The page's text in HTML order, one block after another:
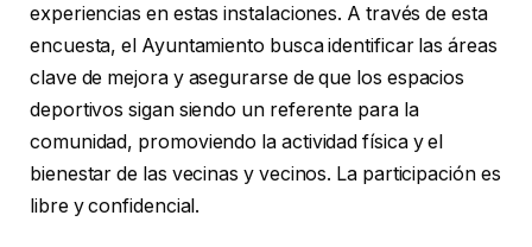
experiencias en estas instalaciones. A través de esta
encuesta, el Ayuntamiento busca identificar las áreas
clave de mejora y asegurarse de que los espacios
deportivos sigan siendo un referente para la
comunidad, promoviendo la actividad física y el
bienestar de las vecinas y vecinos. La participación es
libre y confidencial.